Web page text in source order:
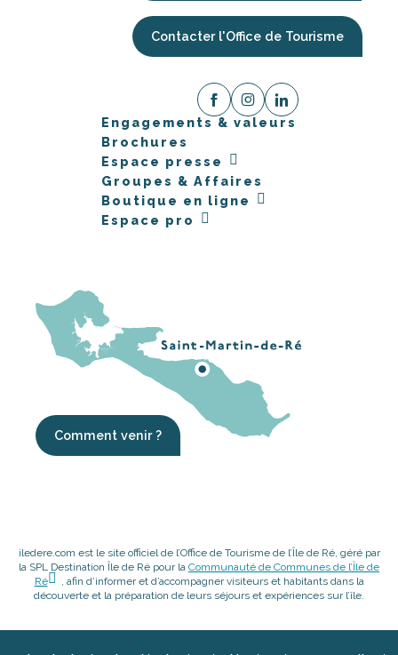
Contacter l'Office de Tourisme
Engagements & valeurs
Brochures
Espace presse
Groupes & Affaires
Boutique en ligne
Espace pro
Comment venir ?
iledere.com est le site officiel de l’Office de Tourisme de l’Île de Ré, géré par
la SPL Destination Île de Ré pour la Communauté de Communes de l’Île de
Ré
, afin d’informer et d’accompagner visiteurs et habitants dans la
découverte et la préparation de leurs séjours et expériences sur l’île.